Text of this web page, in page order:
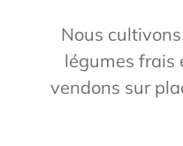
Nous
légumes frais
vendons sur